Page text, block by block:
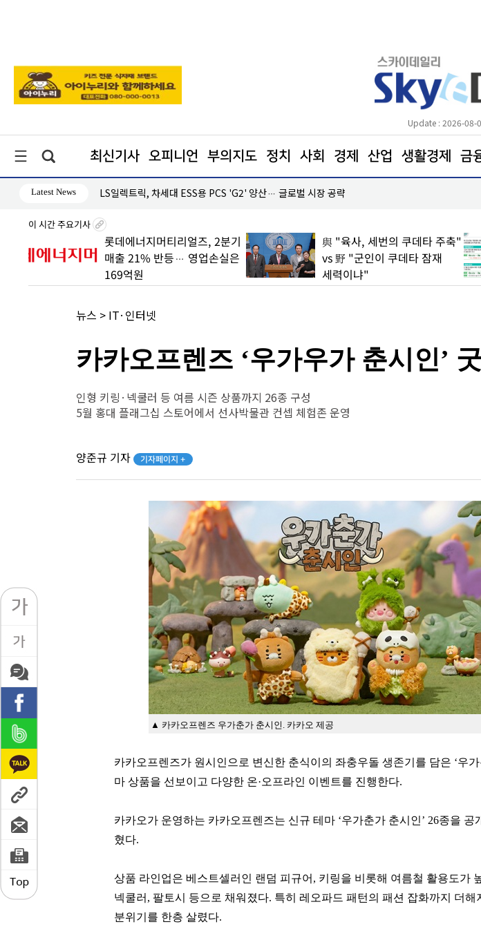
Update : 2026-08-
최신기사 오피니언 부의지도 정치 사회 경제 산업 생활경제 금
Latest News
자 지속 LS일렉트릭, 차세대 ESS용 PCS 'G2' 양산… 글로벌 시장 공략
이 시간 주요기사
롯데에너지머티리얼즈, 2분기
매출 21% 반등… 영업손실은
169억원
與 "육사, 세번의 쿠데타 주축"
vs 野 "군인이 쿠데타 잠재
세력이냐"
뉴스 > IT·인터넷
카카오프렌즈 ‘우가우가 춘시인’
인형 키링·넥쿨러 등 여름 시즌 상품까지 26종 구성
5월 홍대 플래그십 스토어에서 선사박물관 컨셉 체험존 운영
양준규 기자 기자페이지 +
▲ 카카오프렌즈 우가춘가 춘시인. 카카오 제공
카카오프렌즈가 원시인으로 변신한 춘식이의 좌충우돌 생존기를 담은 ‘우가
마 상품을 선보이고 다양한 온·오프라인 이벤트를 진행한다.
카카오가 운영하는 카카오프렌즈는 신규 테마 ‘우가춘가 춘시인’ 26종을 공
혔다.
상품 라인업은 베스트셀러인 랜덤 피규어, 키링을 비롯해 여름철 활용도가
넥쿨러, 팔토시 등으로 채워졌다. 특히 레오파드 패턴의 패션 잡화까지 더해
분위기를 한층 살렸다.